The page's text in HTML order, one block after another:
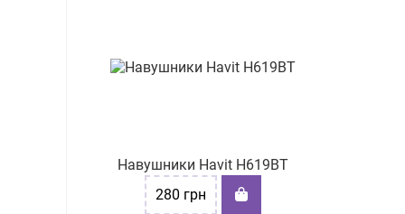
Навушники Havit H619BT
280 грн